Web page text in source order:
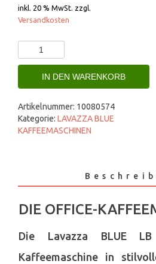
inkl. 20 % MwSt. zzgl.
Versandkosten
Lavazza
LB
Magystra
IN DEN WARENKORB
Artikelnummer: 10080574
Kategorie: LAVAZZA BLUE
KAFFEEMASCHINEN
DIE OFFICE-
Die Lavazza BLUE
Kaffeemaschine in